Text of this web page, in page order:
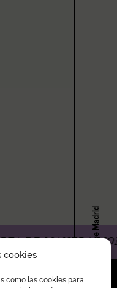
cookies
como las cookies para
Surge Madrid